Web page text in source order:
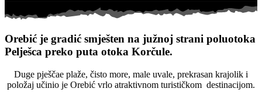
Orebić je gradić smješten na južnoj strani poluotoka
Pelješca preko puta otoka Korčule.
Duge pješčae plaže, čisto more, male uvale, prekrasan krajolik i
položaj učinio je Orebić vrlo atraktivnom turističkom destinacijom.